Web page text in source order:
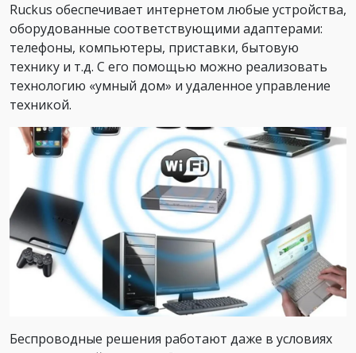
Ruckus обеспечивает интернетом любые устройства,
оборудованные соответствующими адаптерами:
телефоны, компьютеры, приставки, бытовую
технику и т.д. С его помощью можно реализовать
технологию «умный дом» и удаленное управление
техникой.
Беспроводные решения работают даже в условиях